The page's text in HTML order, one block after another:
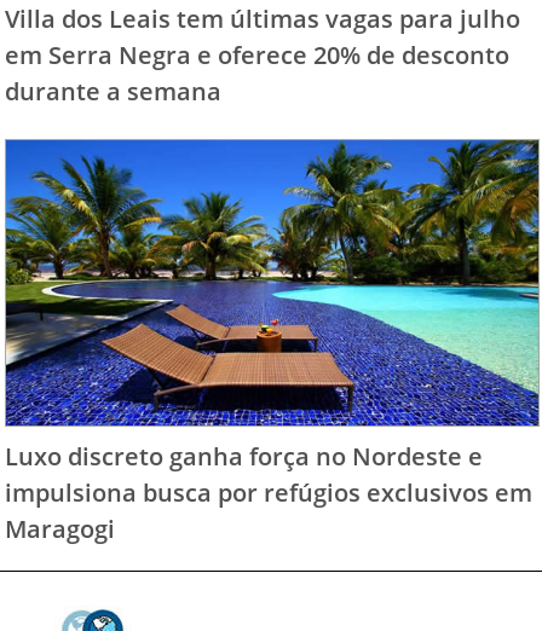
Villa dos Leais tem últimas vagas para julho
em Serra Negra e oferece 20% de desconto
durante a semana
Luxo discreto ganha força no Nordeste e
impulsiona busca por refúgios exclusivos em
Maragogi